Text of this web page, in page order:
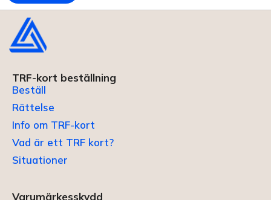
TRF-kort beställning
Beställ
Rättelse
Info om TRF-kort
Vad är ett TRF kort?
Situationer
Varumärkesskydd